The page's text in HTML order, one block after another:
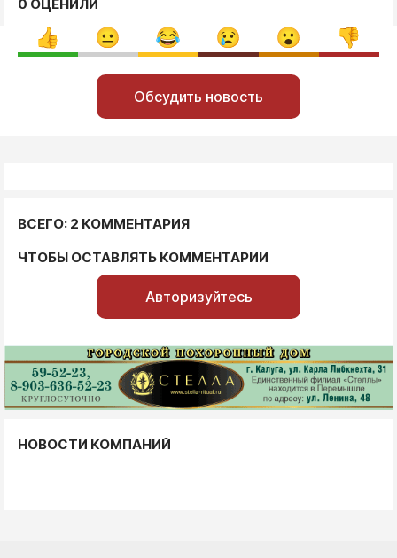
0 ОЦЕНИЛИ
Обсудить новость
ВСЕГО: 2 КОММЕНТАРИЯ
ЧТОБЫ ОСТАВЛЯТЬ КОММЕНТАРИИ
Авторизуйтесь
НОВОСТИ КОМПАНИЙ